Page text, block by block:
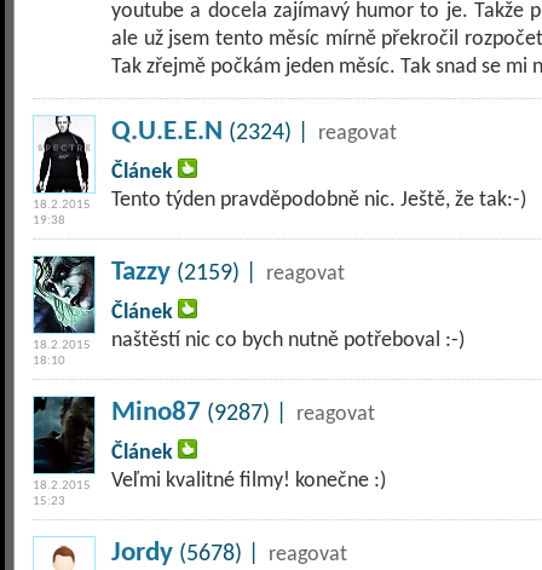
youtube a docela zajímavý humor to je. Takže
ale už jsem tento měsíc mírně překročil
Tak zřejmě počkám jeden měsíc. Tak snad se mi
18.2.2015
19:38
Q.U.E.E.N (2324) |
reagovat
Článek
Tento týden pravděpodobně nic. Ještě, že tak:-)
18.2.2015
18:10
Tazzy (2159) |
reagovat
Článek
naštěstí nic co bych nutně potřeboval :-)
18.2.2015
15:23
Mino87 (9287) |
reagovat
Článek
Veľmi kvalitné filmy! konečne :)
Jordy (5678) |
reagovat